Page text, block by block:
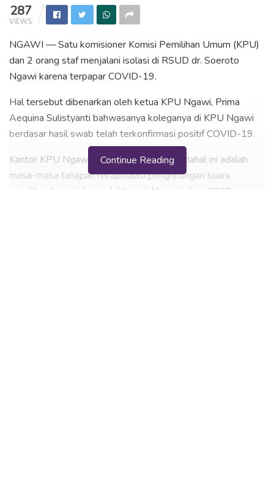
287
VIEWS
NGAWI — Satu komisioner Komisi Pemilihan Umum (KPU)
dan 2 orang staf menjalani isolasi di RSUD dr. Soeroto
Ngawi karena terpapar COVID-19.
Hal tersebut dibenarkan oleh ketua KPU Ngawi, Prima
Aequina Sulistyanti bahwasanya koleganya di KPU Ngawi
berdasar hasil swab telah terkonfirmasi positif COVID-19.
Kantor KPU Ngawi pun tertutup rapat, padahal ini adalah
masa-masa tahapan rekapitulasi penghitungan suara
pemilihan bupati dan wakil bupati Ngawi tahun 2020 yang
Continue Reading